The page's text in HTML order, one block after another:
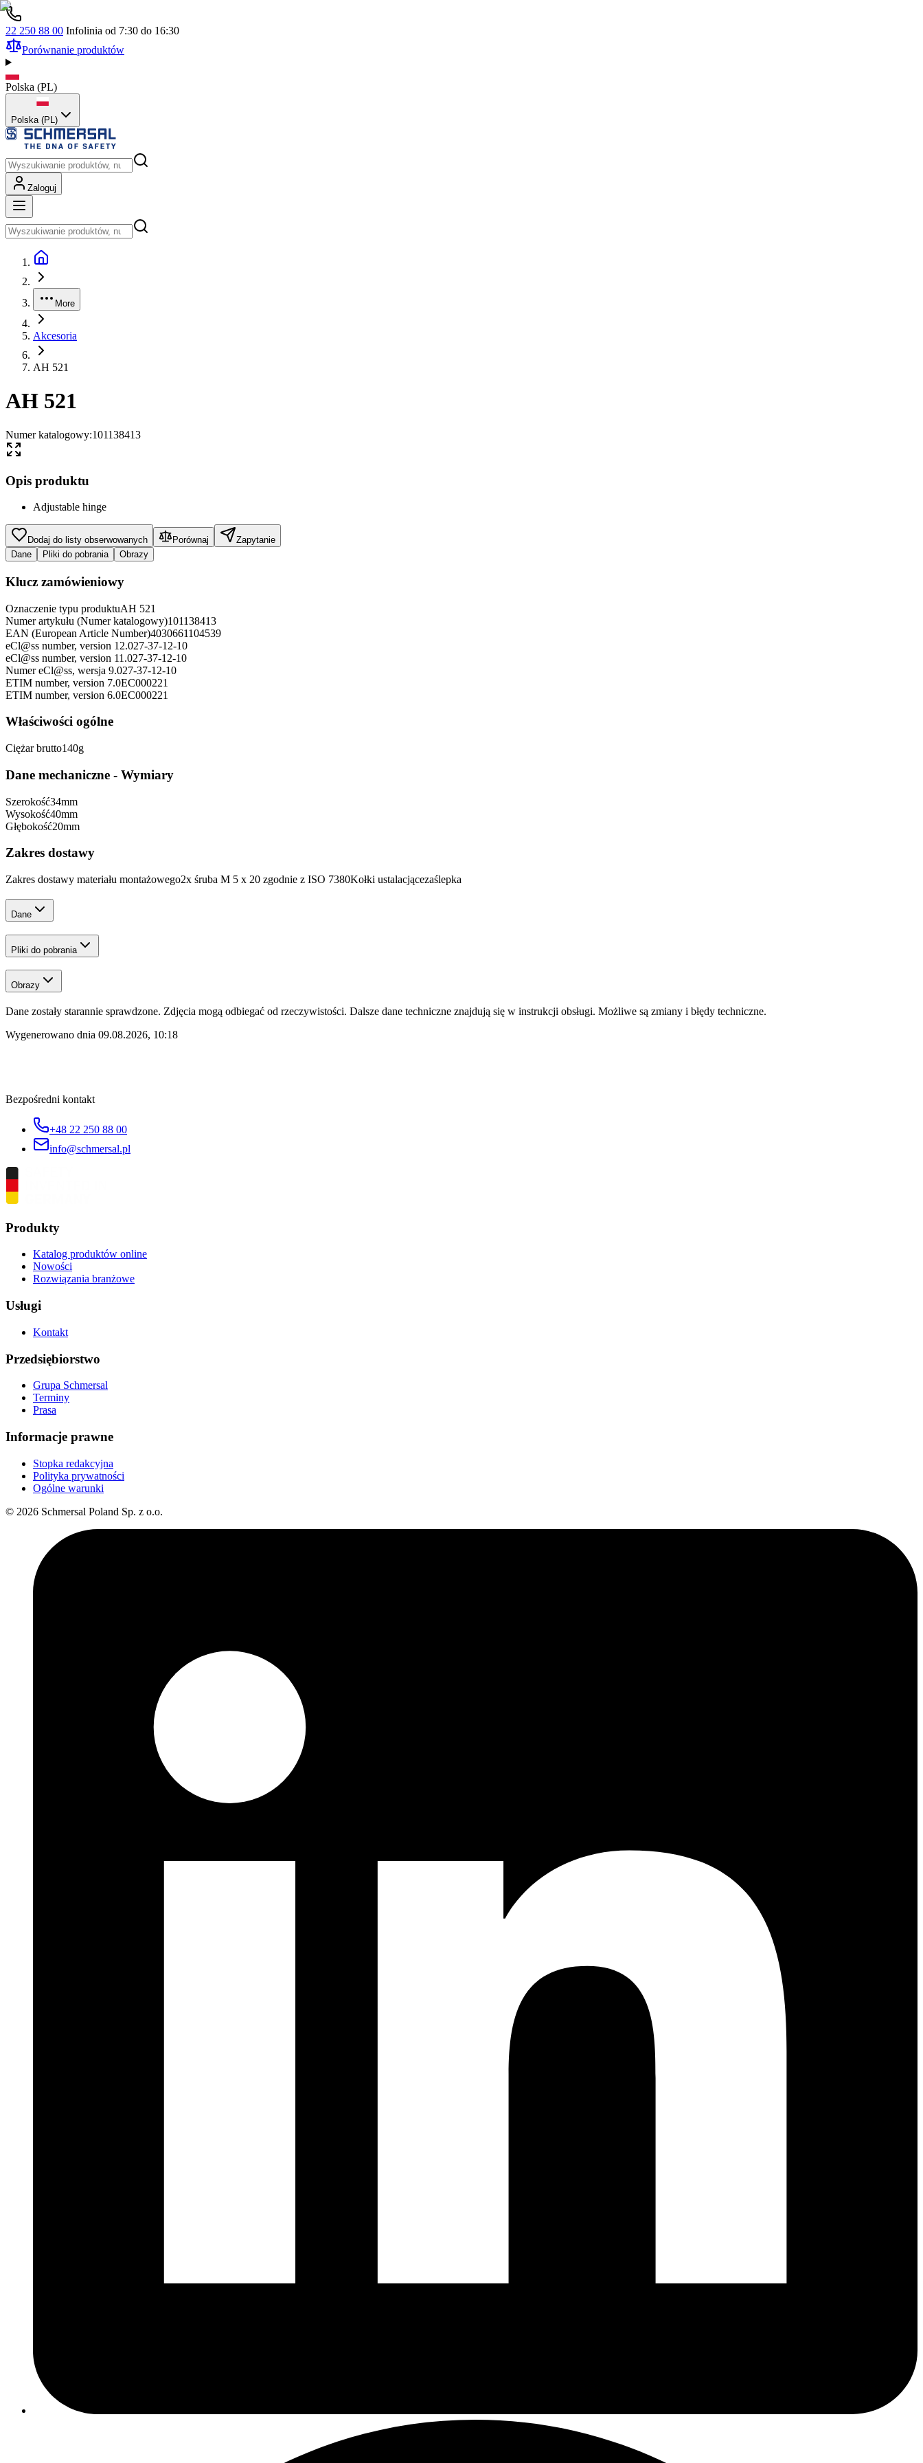
22 250 88 00 Infolinia od 7:30 do 16:30
Porównanie produktów
Polska (PL)
Polska (PL)
Zaloguj
More
Akcesoria
AH 521
AH 521
Numer katalogowy:101138413
Opis produktu
Adjustable hinge
Dodaj do listy obserwowanych Porównaj
Zapytanie
Dane
Pliki do pobrania Obrazy
Klucz zamówieniowy
Oznaczenie typu produktuAH 521
Numer artykułu (Numer katalogowy)101138413
EAN (European Article Number)4030661104539
eCl@ss number, version 12.027-37-12-10
eCl@ss number, version 11.027-37-12-10
Numer eCl@ss, wersja 9.027-37-12-10
ETIM number, version 7.0EC000221
ETIM number, version 6.0EC000221
Właściwości ogólne
Ciężar brutto140g
Dane mechaniczne - Wymiary
Szerokość34mm
Wysokość40mm
Głębokość20mm
Zakres dostawy
Zakres dostawy materiału montażowego2x śruba M 5 x 20 zgodnie z ISO 7380Kołki ustalacjącezaślepka
Dane
Pliki do pobrania
Obrazy
Dane zostały starannie sprawdzone. Zdjęcia mogą odbiegać od rzeczywistości. Dalsze dane techniczne znajdują się w instrukcji obsługi. Możliwe są zmiany i błędy techniczne.
Wygenerowano dnia 09.08.2026, 10:18
Bezpośredni kontakt
+48 22 250 88 00
info@schmersal.pl
Produkty
Katalog produktów online
Nowości
Rozwiązania branżowe
Usługi
Kontakt
Przedsiębiorstwo
Grupa Schmersal
Terminy
Prasa
Informacje prawne
Stopka redakcyjna
Polityka prywatności
Ogólne warunki
© 2026 Schmersal Poland Sp. z o.o.